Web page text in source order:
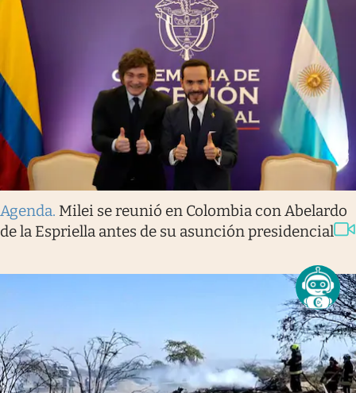
Agenda. Milei se reunió en Colombia con Abelardo
de la Espriella antes de su asunción presidencial